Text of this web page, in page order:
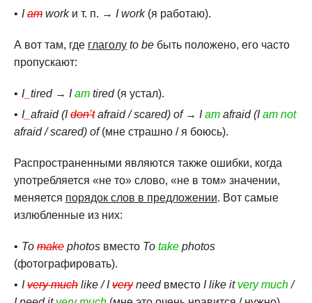
Iam workи т. п. → I work(я работаю).
А вот там, где глаголу to be быть положено, его часто
пропускают:
I_ tired→ Iam tired(я устал).
I_ afraid (Idon’tafraid / scared) of→ Iam afraid (Iam not
afraid / scared) of(мне страшно / я боюсь).
Распространенными являются также ошибки, когда
употребляется «не то» слово, «не в том» значении,
меняется порядок слов в предложении. Вот самые
излюбленные из них:
To make photos вместо To take photos
(фотографировать).
Ivery much like / Iveryneedвместо I like it very much/